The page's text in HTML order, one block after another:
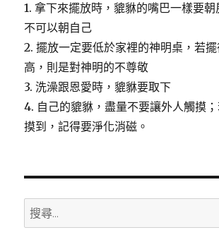
1. 拿下來擺放時，貔貅的嘴巴一樣要朝
不可以朝自己
2. 擺放一定要低於家裡的神明桌，若
高，則是對神明的不尊敬
3. 洗澡跟恩愛時，貔貅要取下
4. 自己的貔貅，盡量不要讓外人觸摸
摸到，記得要淨化消磁。
搜
尋